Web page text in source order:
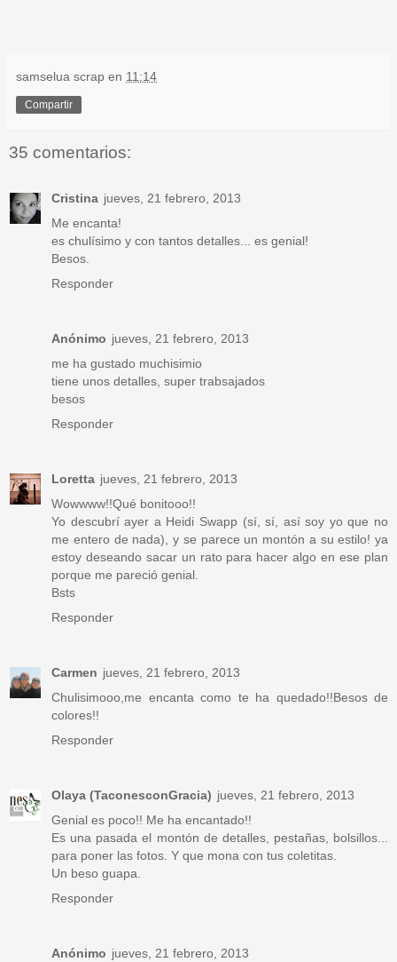
samselua scrap en 11:14
Compartir
35 comentarios:
Cristina jueves, 21 febrero, 2013
Me encanta!
es chulísimo y con tantos detalles... es genial!
Besos.
Responder
Anónimo jueves, 21 febrero, 2013
me ha gustado muchisimio
tiene unos detalles, super trabsajados
besos
Responder
Loretta jueves, 21 febrero, 2013
Wowwww!!Qué bonitooo!!
Yo descubrí ayer a Heidi Swapp (sí, sí, así soy yo que no
me entero de nada), y se parece un montón a su estilo! ya
estoy deseando sacar un rato para hacer algo en ese plan
porque me pareció genial.
Bsts
Responder
Carmen jueves, 21 febrero, 2013
Chulisimooo,me encanta como te ha quedado!!Besos de
colores!!
Responder
Olaya (TaconesconGracia) jueves, 21 febrero, 2013
Genial es poco!! Me ha encantado!!
Es una pasada el montón de detalles, pestañas, bolsillos...
para poner las fotos. Y que mona con tus coletitas.
Un beso guapa.
Responder
Anónimo jueves, 21 febrero, 2013